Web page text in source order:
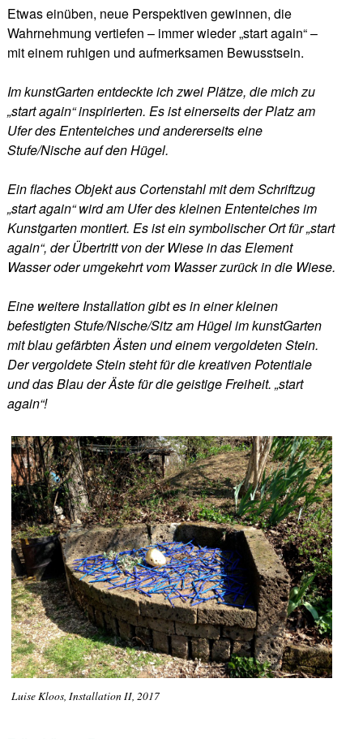
Etwas einüben, neue Perspektiven gewinnen, die
Wahrnehmung vertiefen – immer wieder „start again“ –
mit einem ruhigen und aufmerksamen Bewusstsein.
Im kunstGarten entdeckte ich zwei Plätze, die mich zu
„start again“ inspirierten. Es ist einerseits der Platz am
Ufer des Ententeiches und andererseits eine
Stufe/Nische auf den Hügel.
Ein flaches Objekt aus Cortenstahl mit dem Schriftzug
„start again“ wird am Ufer des kleinen Ententeiches im
Kunstgarten montiert. Es ist ein symbolischer Ort für „start
again“, der Übertritt von der Wiese in das Element
Wasser oder umgekehrt vom Wasser zurück in die Wiese.
Eine weitere Installation gibt es in einer kleinen
befestigten Stufe/Nische/Sitz am Hügel im kunstGarten
mit blau gefärbten Ästen und einem vergoldeten Stein.
Der vergoldete Stein steht für die kreativen Potentiale
und das Blau der Äste für die geistige Freiheit. „start
again“!
Luise Kloos, Installation II, 2017